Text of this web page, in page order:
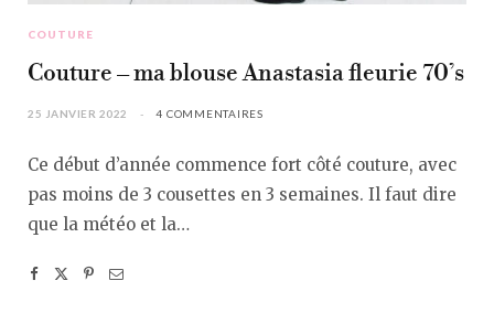
COUTURE
Couture – ma blouse Anastasia fleurie 70’s
25 JANVIER 2022 4 COMMENTAIRES
Ce début d’année commence fort côté couture, avec
pas moins de 3 cousettes en 3 semaines. Il faut dire
que la météo et la…